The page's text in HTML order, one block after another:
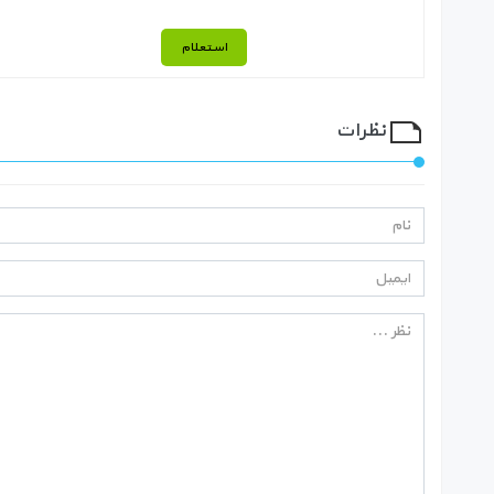
استعلام
نظرات